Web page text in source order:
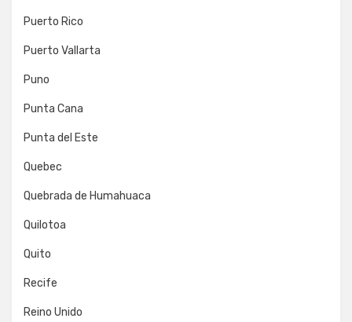
Puerto Rico
Puerto Vallarta
Puno
Punta Cana
Punta del Este
Quebec
Quebrada de Humahuaca
Quilotoa
Quito
Recife
Reino Unido